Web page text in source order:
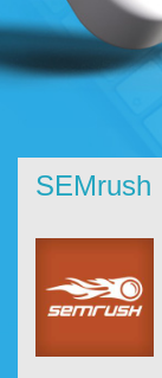
SEMrush